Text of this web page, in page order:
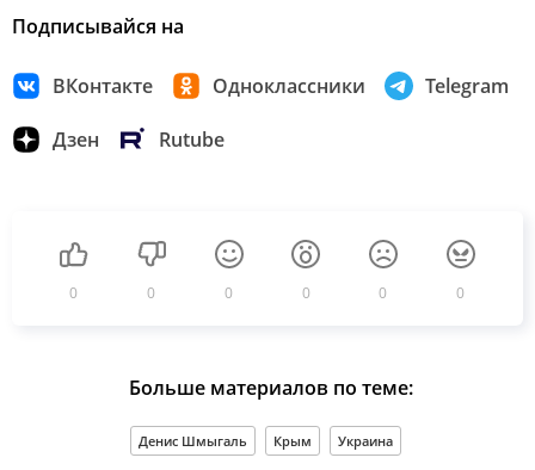
Подписывайся на
ВКонтакте Одноклассники Telegram
Дзен Rutube
0 0 0 0 0 0
Больше материалов по теме:
Денис Шмыгаль Крым Украина